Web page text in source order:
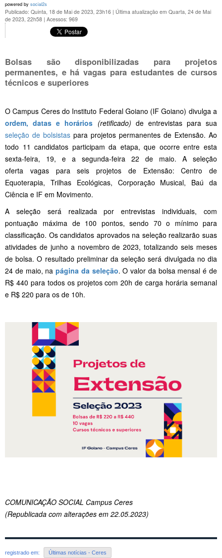
powered by social2s
Publicado: Quinta, 18 de Mai de 2023, 23h16 | Última atualização em Quarta, 24 de Mai
de 2023, 22h58 | Acessos: 969
Bolsas são disponibilizadas para projetos
permanentes, e há vagas para estudantes de cursos
técnicos e superiores
O Campus Ceres do Instituto Federal Goiano (IF Goiano) divulga a
ordem, datas e horários (retificado) de entrevistas para sua
seleção de bolsistas para projetos permanentes de Extensão. Ao
todo 11 candidatos participam da etapa, que ocorre entre esta
sexta-feira, 19, e a segunda-feira 22 de maio. A seleção
oferta vagas para seis projetos de Extensão: Centro de
Equoterapia, Trilhas Ecológicas, Corporação Musical, Baú da
Ciência e IF em Movimento.
A seleção será realizada por entrevistas individuais, com
pontuação máxima de 100 pontos, sendo 70 o mínimo para
classificação. Os candidatos aprovados na seleção realizarão suas
atividades de junho a novembro de 2023, totalizando seis meses
de bolsa. O resultado preliminar da seleção será divulgada no dia
24 de maio, napágina da seleção. O valor da bolsa mensal é de
R$ 440 para todos os projetos com 20h de carga horária semanal
e R$ 220 para os de 10h.
COMUNICAÇÃO SOCIAL Campus Ceres
(Republicada com alterações em 22.05.2023)
registrado em: Últimas notícias - Ceres